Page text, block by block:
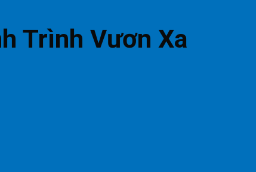
Trình Vươn Xa